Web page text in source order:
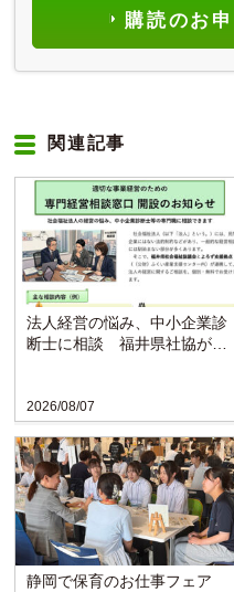
購読のお
関連記事
2026/08/07
法人経営の悩み、中小企業診
断士に相談 福井県社協が支
静岡で保育のお仕事フェア